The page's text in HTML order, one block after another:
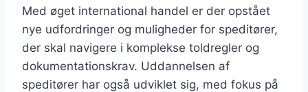
Med øget international handel er der opstået
nye udfordringer og muligheder for speditører,
der skal navigere i komplekse toldregler og
dokumentationskrav. Uddannelsen af
speditører har også udviklet sig, med fokus på